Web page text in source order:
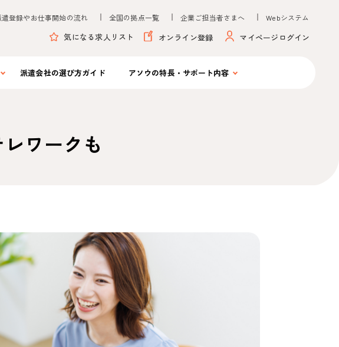
遣登録やお仕事開始の流れ 全国の拠点一覧 企業ご担当者さまへ Webシステム
気になる求人リスト オンライン登録 マイページログイン
派遣会社の選び方ガイド アソウの特長・サポート内容
ワークも